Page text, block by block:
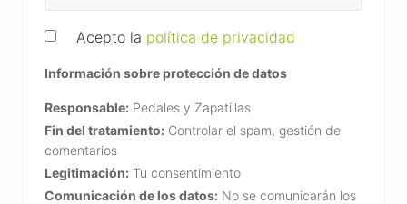
Acepto la política de privacidad
Información sobre protección de datos
Responsable: Pedales y Zapatillas
Fin del tratamiento: Controlar el spam, gestión de
comentarios
Legitimación: Tu consentimiento
Comunicación de los datos: No se comunicarán los